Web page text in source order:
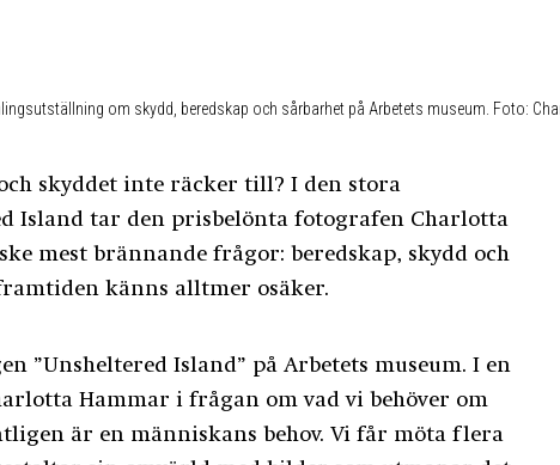
om skydd, beredskap och sårbarhet på Arbetets museum. Foto:
skyddet inte räcker till? I den stora
Island tar den prisbelönta fotografen Charlotta
mest brännande frågor: beredskap, skydd och
känns alltmer osäker.
”Unsheltered Island” på Arbetets museum. I en
Hammar i frågan om vad vi behöver om
är en människans behov. Vi får möta flera